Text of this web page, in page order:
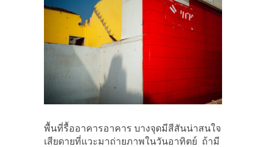
พื้นที่รื้ออาคารอาคาร บางจุดมีสีสันน่าสนใจ
เสียดายที่แวะมาถ่ายภาพในวันอาทิตย์ ถ้ามี